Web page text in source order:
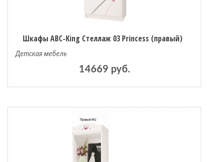
Шкафы ABC-King Стеллаж 03 Princess (правый)
Детская мебель
14669 руб.